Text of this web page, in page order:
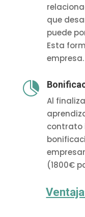
que
puede
Esta
empresa.

Al
contrato
(1800€